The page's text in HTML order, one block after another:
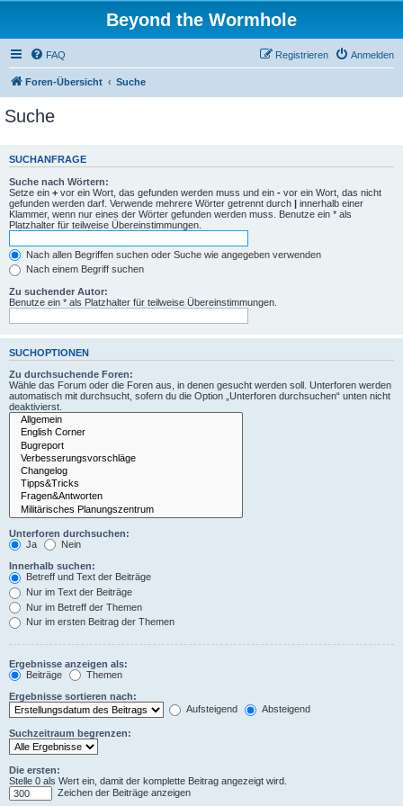
Beyond the Wormhole
FAQ Anmelden
Registrieren
Foren-Übersicht Suche
Suche
SUCHANFRAGE
Suche nach Wörtern:
Setze ein + vor ein Wort, das gefunden werden muss und ein - vor ein Wort, das nicht
gefunden werden darf. Verwende mehrere Wörter getrennt durch | innerhalb einer
Klammer, wenn nur eines der Wörter gefunden werden muss. Benutze ein * als
Platzhalter für teilweise Übereinstimmungen.
Nach allen Begriffen suchen oder Suche wie angegeben verwenden
Nach einem Begriff suchen
Zu suchender Autor:
Benutze ein * als Platzhalter für teilweise Übereinstimmungen.
SUCHOPTIONEN
Zu durchsuchende Foren:
Wähle das Forum oder die Foren aus, in denen gesucht werden soll. Unterforen werden
automatisch mit durchsucht, sofern du die Option „Unterforen durchsuchen“ unten nicht
deaktivierst.
Unterforen durchsuchen:
Ja
Nein
Innerhalb suchen:
Betreff und Text der Beiträge
Nur im Text der Beiträge
Nur im Betreff der Themen
Nur im ersten Beitrag der Themen
Ergebnisse anzeigen als:
Beiträge
Themen
Ergebnisse sortieren nach:
Aufsteigend
Absteigend
Suchzeitraum begrenzen:
Die ersten:
Stelle 0 als Wert ein, damit der komplette Beitrag angezeigt wird.
Zeichen der Beiträge anzeigen